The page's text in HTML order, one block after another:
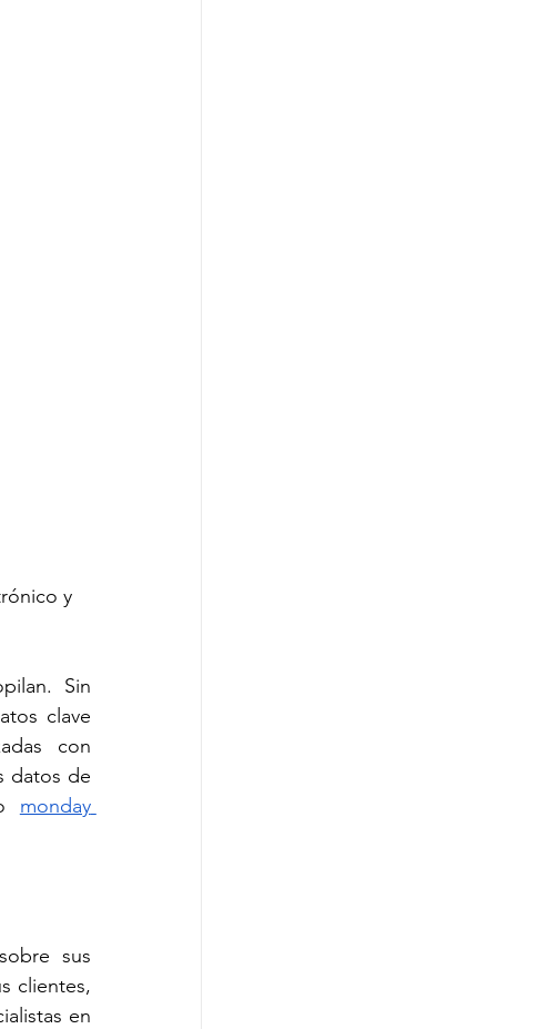
y
Sin
clave
con
datos de
monday
sus
clientes,
en